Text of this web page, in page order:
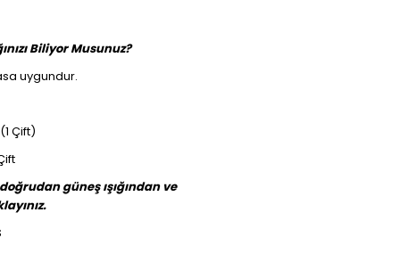
Biliyor Musunuz?
uygundur.
Çift)
güneş ışığından ve